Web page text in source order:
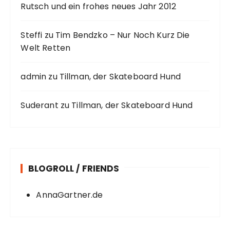
Rutsch und ein frohes neues Jahr 2012
Steffi zu Tim Bendzko – Nur Noch Kurz Die
Welt Retten
admin zu Tillman, der Skateboard Hund
Suderant zu Tillman, der Skateboard Hund
BLOGROLL / FRIENDS
AnnaGartner.de